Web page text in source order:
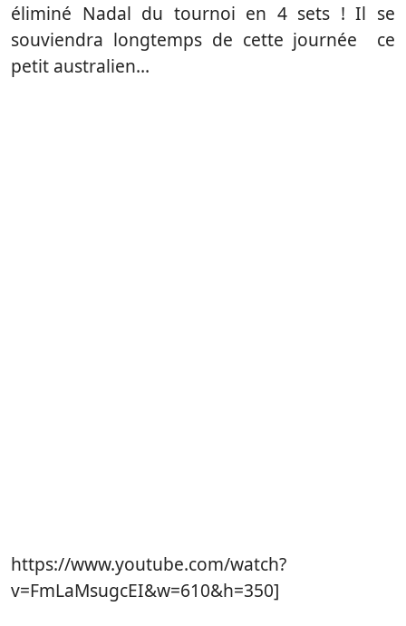
éliminé Nadal du tournoi en 4 sets ! Il se
souviendra longtemps de cette journée ce
petit australien…
https://www.youtube.com/watch?
v=FmLaMsugcEI&w=610&h=350]